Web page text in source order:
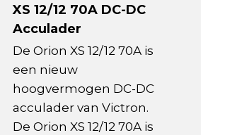
XS 12/12 70A DC-DC
Acculader
De Orion XS 12/12 70A is
een nieuw
hoogvermogen DC-DC
acculader van Victron.
De Orion XS 12/12 70A is